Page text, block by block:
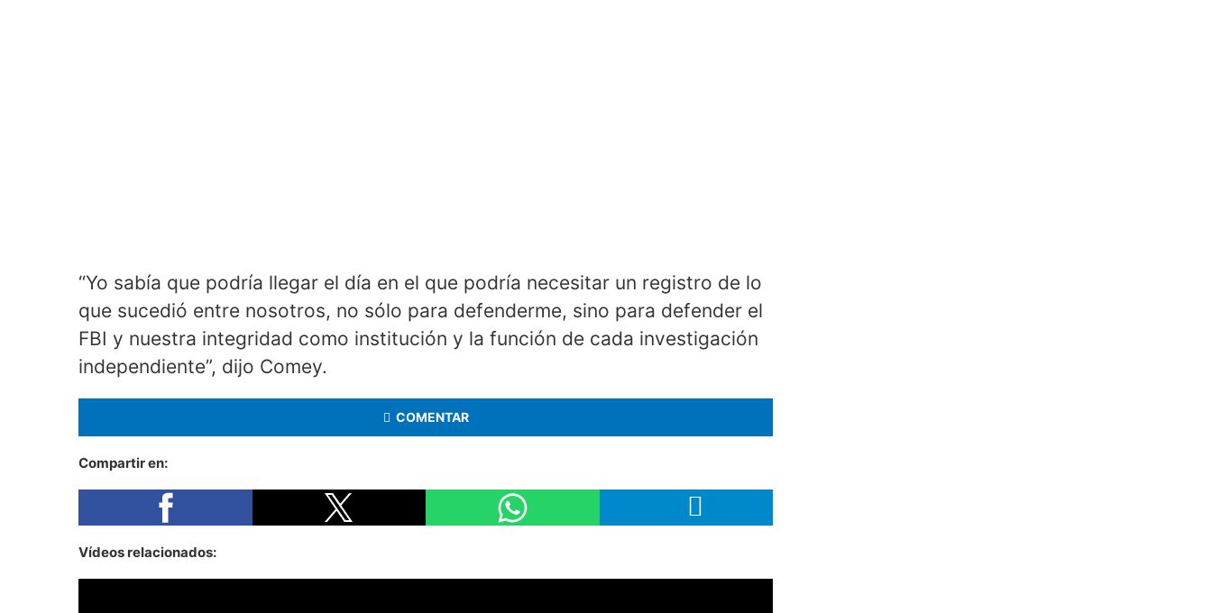
“Yo sabía que podría llegar el día en el que podría necesitar un registro de lo
que sucedió entre nosotros, no sólo para defenderme, sino para defender el
FBI y nuestra integridad como institución y la función de cada investigación
independiente”, dijo Comey.
COMENTAR
Compartir en:
Vídeos relacionados: